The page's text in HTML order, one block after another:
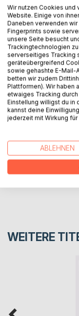
BESCHREIBUNG
Eine ungewöhnliche
- poetisch,
»Ein poetisches
Intensität.«
literaturcafe.de
AUTOR/IN
PRESSESTIMMEN
WEITERE
Wir nutzen Cookies
Website. Einige von
Daneben verwenden
Fingerprints sowie
unsere Seite besucht
Trackingtechnologien
serverseitiges Tracking
geräteübergreifend
sowie gehashte E-Mail-
betten wir zudem
Plattformen). Wir haben
etwaiges Tracking
Einstellung willigst du in
kannst deine
jederzeit mit Wirkung
ABLEHNEN